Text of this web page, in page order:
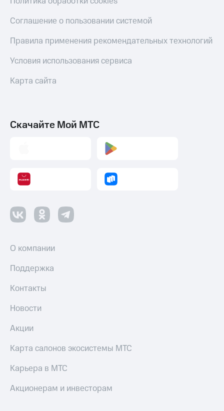
Соглашение о пользовании системой
Правила применения рекомендательных технологий
Условия использования сервиса
Карта сайта
Скачайте Мой МТС
О компании
Поддержка
Контакты
Новости
Акции
Карта салонов экосистемы МТС
Карьера в МТС
Акционерам и инвесторам